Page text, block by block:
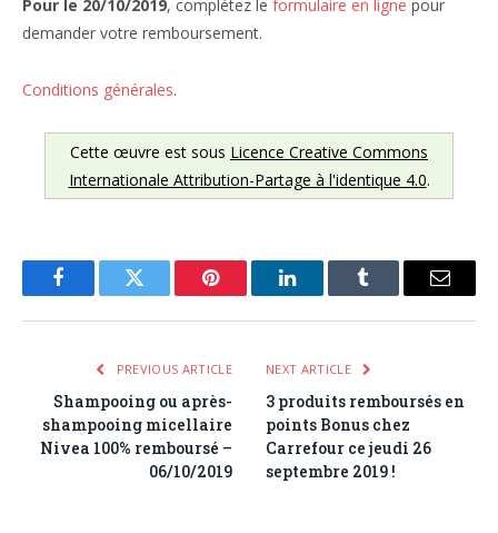
Pour le 20/10/2019, complétez le formulaire en ligne pour
demander votre remboursement.
Conditions générales.
Cette œuvre est sous Licence Creative Commons
Internationale Attribution-Partage à l'identique 4.0.
FacebookTwitter Pinterest LinkedInTumblr Email
PREVIOUS ARTICLE
Shampooing ou après-
shampooing micellaire
Nivea 100% remboursé –
06/10/2019
NEXT ARTICLE
3 produits remboursés en
points Bonus chez
Carrefour ce jeudi 26
septembre 2019 !